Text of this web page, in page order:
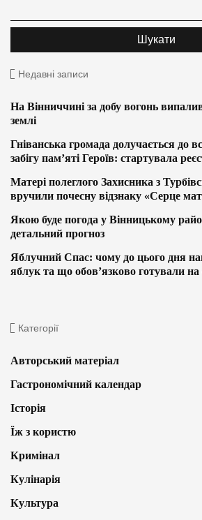
Недавні записи
На Вінниччині за добу вогонь
землі
Гніванська громада долучається до
забігу пам’яті Героїв: стартувала
Матері полеглого Захисника з
вручили почесну відзнаку «Серце
Якою буде погода у Вінницькому
детальний прогноз
Яблучний Спас: чому до цього дня
яблук та що обов’язково готували на
Категорії
Авторський матеріал
Гастрономічний календар
Історія
Їж з користю
Кримінал
Кулінарія
Культура